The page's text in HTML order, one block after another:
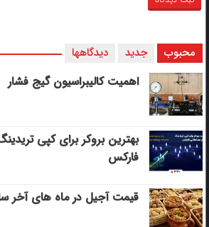
محبوب جدید دیدگاهها
اهمیت کالیبراسیون گیج فشار
بهترین بروکر برای کپی‌ تریدینگ
فارکس
قیمت آجیل در ماه های آخر